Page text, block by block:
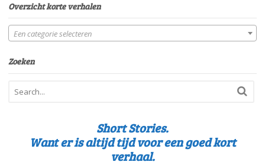
Overzicht korte verhalen
Een categorie selecteren
Zoeken
Short Stories.
Want er is altijd tijd voor een goed kort
verhaal.